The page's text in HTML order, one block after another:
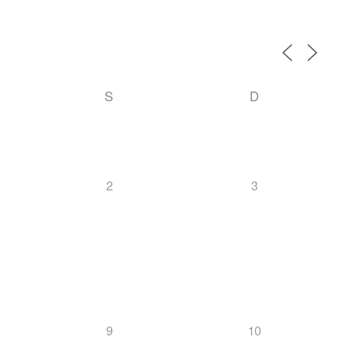
S D
2 3
9 10